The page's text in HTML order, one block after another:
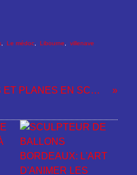
Le médoc Libourne villenave
CARS ET PLANES EN SCULPTURES SUR BALLONS A BORDEAUX